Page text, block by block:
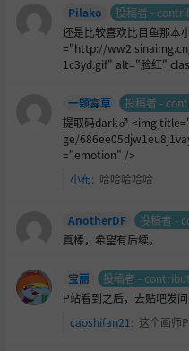
Pilako 投稿者 -
还是比较喜欢比目鱼那本
="http://
1c3yd.gif" alt="脸红"
一颗雾草 投稿者 -
提取码dark♂ <img
ge/
="emotion" />
小布: 哈哈哈哈哈
AnotherDF 投稿者 -
真棒，希望有后续。
宝丽 投稿者 -
P站看到之后，去贴吧发
caoshifan21 : 这个画师